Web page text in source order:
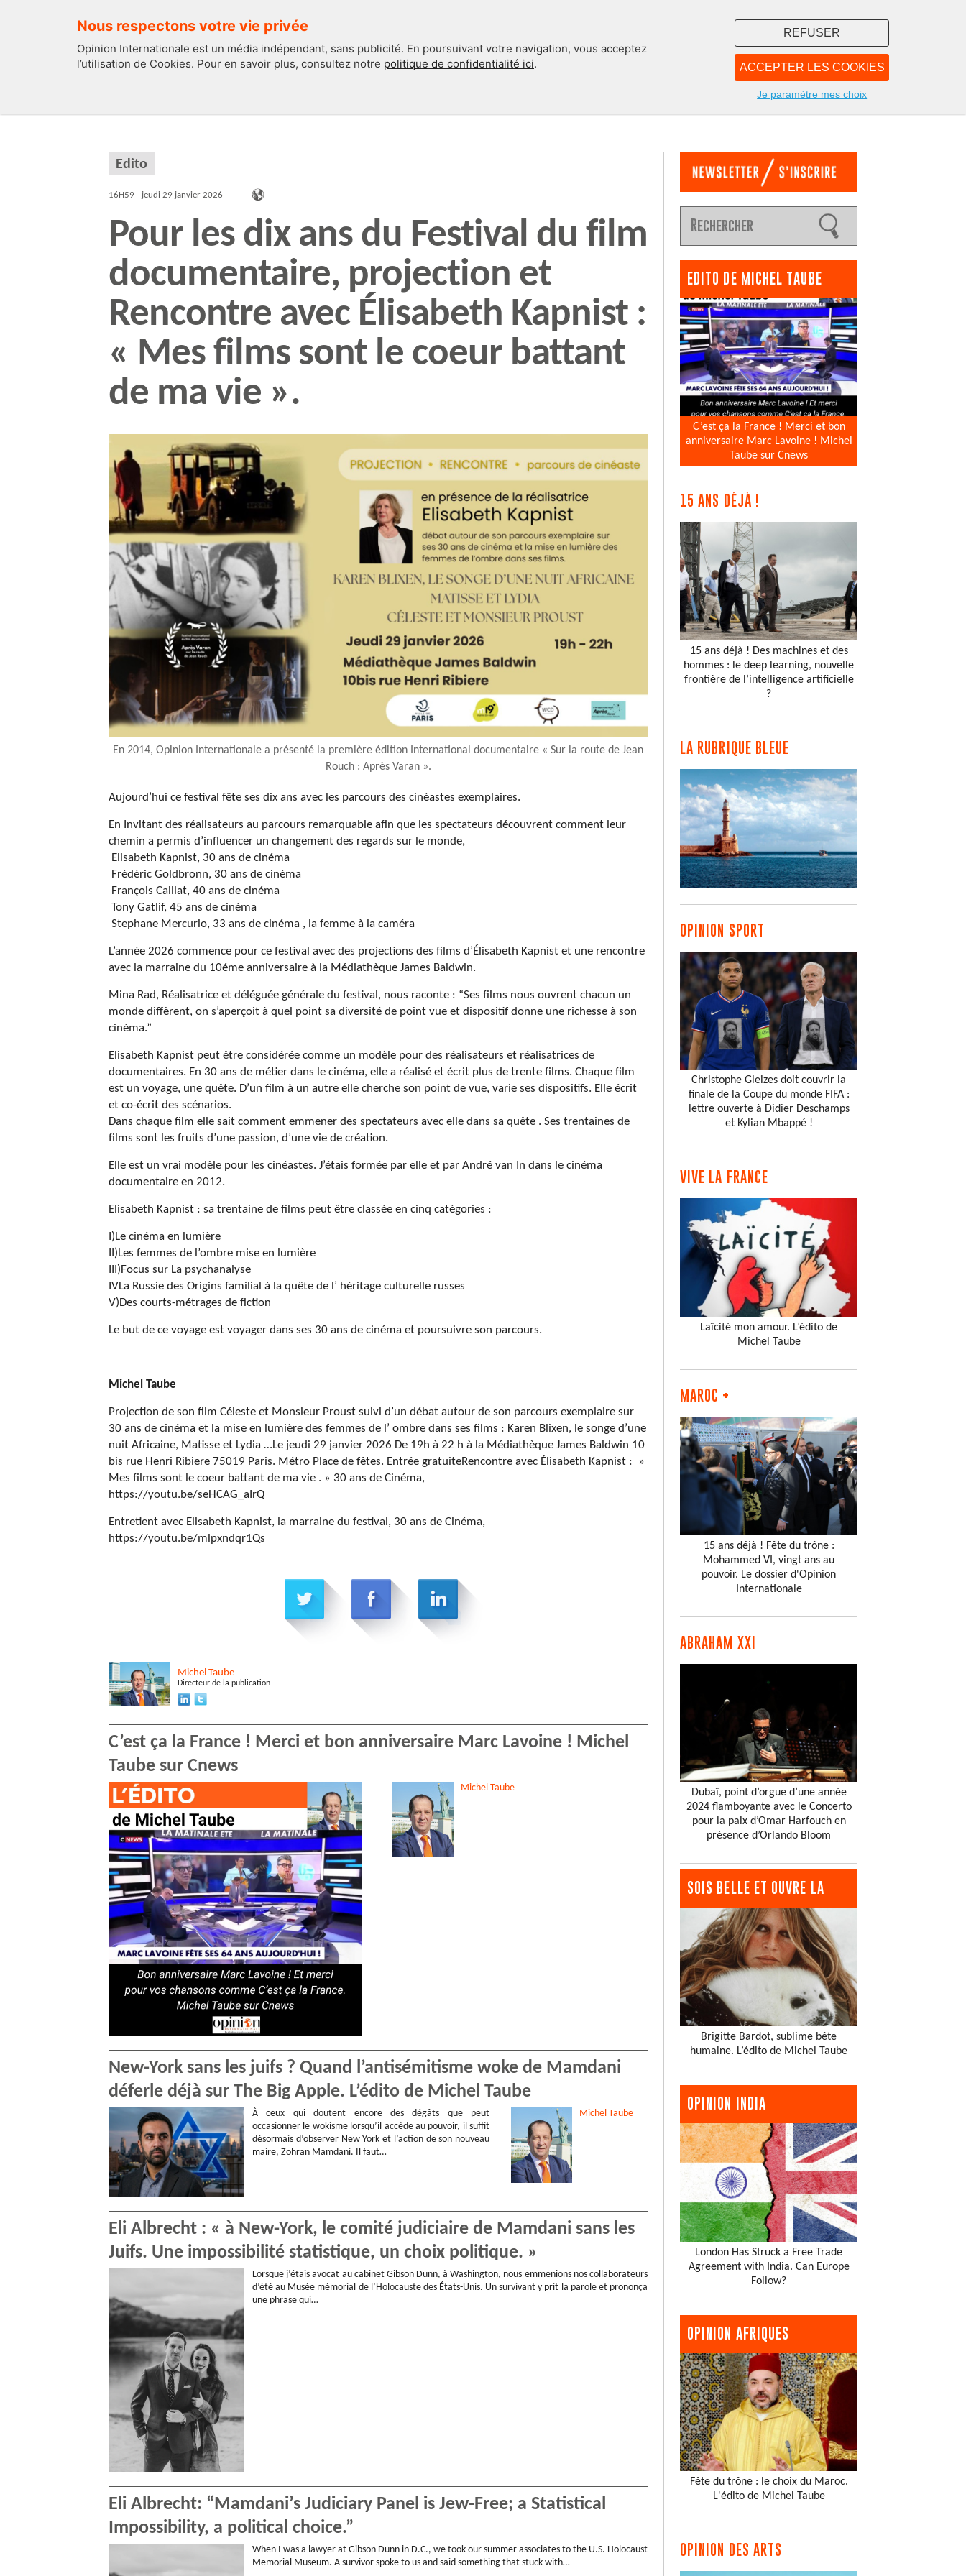
Nous respectons votre vie privée
Opinion Internationale est un média indépendant, sans publicité. En poursuivant votre navigation, vous acceptez
l’utilisation de Cookies. Pour en savoir plus, consultez notre politique de confidentialité ici. ACCEPTER LES COOKIES
REFUSER
Je paramètre mes choix
NOUS
Edito
16H59 - jeudi 29 janvier 2026
Pour les dix ans du Festival du film
documentaire, projection et
Rencontre avec Élisabeth Kapnist :
« Mes films sont le coeur battant
de ma vie ».
En 2014, Opinion Internationale a présenté la première édition International documentaire « Sur la route de Jean
Rouch : Après Varan ».
Aujourd’hui ce festival fête ses dix ans avec les parcours des cinéastes exemplaires.
En Invitant des réalisateurs au parcours remarquable afin que les spectateurs découvrent comment leur
chemin a permis d’influencer un changement des regards sur le monde,
Elisabeth Kapnist, 30 ans de cinéma
Frédéric Goldbronn, 30 ans de cinéma
François Caillat, 40 ans de cinéma
Tony Gatlif, 45 ans de cinéma
Stephane Mercurio, 33 ans de cinéma , la femme à la caméra
L’année 2026 commence pour ce festival avec des projections des films d’Élisabeth Kapnist et une rencontre
avec la marraine du 10éme anniversaire à la Médiathèque James Baldwin.
Mina Rad, Réalisatrice et déléguée générale du festival, nous raconte : “Ses films nous ouvrent chacun un
monde diffèrent, on s’aperçoit à quel point sa diversité de point vue et dispositif donne une richesse à son
cinéma.”
Elisabeth Kapnist peut être considérée comme un modèle pour des réalisateurs et réalisatrices de
documentaires. En 30 ans de métier dans le cinéma, elle a réalisé et écrit plus de trente films. Chaque film
est un voyage, une quête. D’un film à un autre elle cherche son point de vue, varie ses dispositifs. Elle écrit
et co-écrit des scénarios.
Dans chaque film elle sait comment emmener des spectateurs avec elle dans sa quête . Ses trentaines de
films sont les fruits d’une passion, d’une vie de création.
Elle est un vrai modèle pour les cinéastes. J’étais formée par elle et par André van In dans le cinéma
documentaire en 2012.
Elisabeth Kapnist : sa trentaine de films peut être classée en cinq catégories :
I)Le cinéma en lumière
II)Les femmes de l’ombre mise en lumière
III)Focus sur La psychanalyse
IVLa Russie des Origins familial à la quête de l’ héritage culturelle russes
V)Des courts-métrages de fiction
Le but de ce voyage est voyager dans ses 30 ans de cinéma et poursuivre son parcours.
Michel Taube
Projection de son film Céleste et Monsieur Proust suivi d’un débat autour de son parcours exemplaire sur
30 ans de cinéma et la mise en lumière des femmes de l’ ombre dans ses films : Karen Blixen, le songe d’une
nuit Africaine, Matisse et Lydia …Le jeudi 29 janvier 2026 De 19h à 22 h à la Médiathèque James Baldwin 10
bis rue Henri Ribiere 75019 Paris. Métro Place de fêtes. Entrée gratuiteRencontre avec Élisabeth Kapnist : »
Mes films sont le coeur battant de ma vie . » 30 ans de Cinéma,
https://youtu.be/seHCAG_aIrQ
Entretient avec Elisabeth Kapnist, la marraine du festival, 30 ans de Cinéma,
https://youtu.be/mlpxndqr1Qs
Michel Taube
Directeur de la publication
C’est ça la France ! Merci et bon anniversaire Marc Lavoine ! Michel
Taube sur Cnews
Michel Taube
New-York sans les juifs ? Quand l’antisémitisme woke de Mamdani
déferle déjà sur The Big Apple. L’édito de Michel Taube
À ceux qui doutent encore des dégâts que peut
occasionner le wokisme lorsqu’il accède au pouvoir, il suffit
désormais d’observer New York et l’action de son nouveau
maire, Zohran Mamdani. Il faut…
Michel Taube
Eli Albrecht : « à New-York, le comité judiciaire de Mamdani sans les
Juifs. Une impossibilité statistique, un choix politique. »
Lorsque j’étais avocat au cabinet Gibson Dunn, à Washington, nous emmenions nos collaborateurs
d’été au Musée mémorial de l’Holocauste des États-Unis. Un survivant y prit la parole et prononça
une phrase qui…
Eli Albrecht: “Mamdani’s Judiciary Panel is Jew-Free; a Statistical
Impossibility, a political choice.”
When I was a lawyer at Gibson Dunn in D.C., we took our summer associates to the U.S. Holocaust
Memorial Museum. A survivor spoke to us and said something that stuck with…
EDITO DE MICHEL TAUBE
C’est ça la France ! Merci et bon
anniversaire Marc Lavoine ! Michel
Taube sur Cnews
15 ANS DÉJÀ !
15 ans déjà ! Des machines et des
hommes : le deep learning, nouvelle
frontière de l’intelligence artificielle
?
LA RUBRIQUE BLEUE
OPINION SPORT
Christophe Gleizes doit couvrir la
finale de la Coupe du monde FIFA :
lettre ouverte à Didier Deschamps
et Kylian Mbappé !
VIVE LA FRANCE
Laïcité mon amour. L’édito de
Michel Taube
MAROC +
15 ans déjà ! Fête du trône :
Mohammed VI, vingt ans au
pouvoir. Le dossier d'Opinion
Internationale
ABRAHAM XXI
Dubaï, point d’orgue d’une année
2024 flamboyante avec le Concerto
pour la paix d’Omar Harfouch en
présence d’Orlando Bloom
SOIS BELLE ET OUVRE LA
Brigitte Bardot, sublime bête
humaine. L’édito de Michel Taube
OPINION INDIA
London Has Struck a Free Trade
Agreement with India. Can Europe
Follow?
OPINION AFRIQUES
Fête du trône : le choix du Maroc.
L'édito de Michel Taube
OPINION DES ARTS